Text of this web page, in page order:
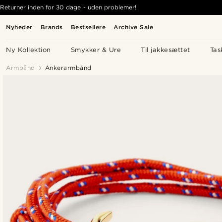
Nyheder Brands Bestsellere Archive Sale
Ny Kollektion Smykker & Ure Til jakkesættet
Returner inden for 30 dage - uden problemer!
Armbånd Ankerarmbånd